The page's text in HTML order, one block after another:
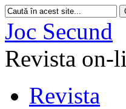
Joc Secund
Revista on-
Revista